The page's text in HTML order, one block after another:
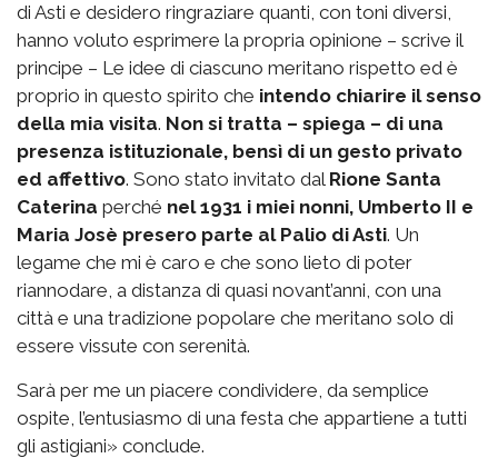
di Asti e desidero ringraziare quanti, con toni diversi,
hanno voluto esprimere la propria opinione – scrive il
principe – Le idee di ciascuno meritano rispetto ed è
proprio in questo spirito che intendo chiarire il senso
della mia visita. Non si tratta – spiega – di una
presenza istituzionale, bensì di un gesto privato
ed affettivo. Sono stato invitato dal Rione Santa
Caterina perché nel 1931 i miei nonni, Umberto II e
Maria Josè presero parte al Palio di Asti. Un
legame che mi è caro e che sono lieto di poter
riannodare, a distanza di quasi novant’anni, con una
città e una tradizione popolare che meritano solo di
essere vissute con serenità.
Sarà per me un piacere condividere, da semplice
ospite, l’entusiasmo di una festa che appartiene a tutti
gli astigiani» conclude.